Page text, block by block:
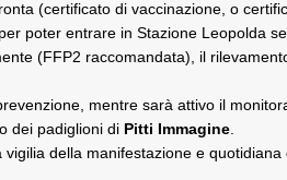
(certificato di vaccinazione, o
poter entrare in Stazione Leopolda
(FFP2 raccomandata), il
mentre sarà attivo il
dei padiglioni di Pitti Immagine.
della manifestazione e